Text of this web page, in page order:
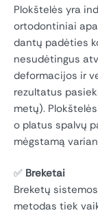
Plokštelės yra
ortodontiniai
dantų padėties
nesudėtingus
deformacijos ir
rezultatus
metų).
o platus spalvų
mėgstamą
✅ Breketai
Breketų
metodas tiek